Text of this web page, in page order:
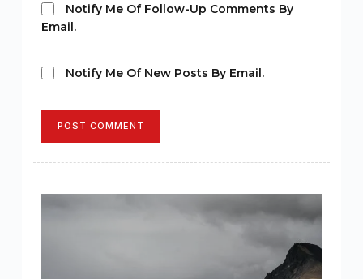
Notify Me Of Follow-Up Comments By
Email.
Notify Me Of New Posts By Email.
POST COMMENT